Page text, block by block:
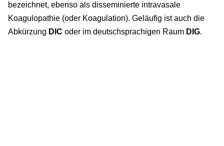
bezeichnet, ebenso als disseminierte intravasale
Koagulopathie (oder Koagulation). Geläufig ist auch die
Abkürzung DIC oder im deutschsprachigen Raum DIG.